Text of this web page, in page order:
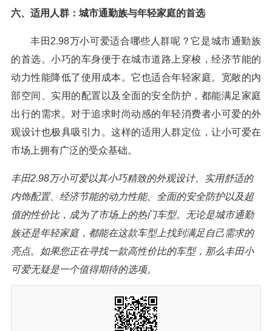
六、适用人群：城市通勤族与年轻家庭的首选
丰田2.98万小可爱适合哪些人群呢？它是城市通勤族
的首选。小巧的车身便于在城市道路上穿梭，经济节能的
动力性能降低了使用成本。它也适合年轻家庭。宽敞的内
部空间、实用的配置以及全面的安全防护，都能满足家庭
出行的需求。对于追求时尚动感的年轻消费者小可爱的外
观设计也极具吸引力。这样的适用人群定位，让小可爱在
市场上拥有广泛的受众基础。
丰田2.98万小可爱以其小巧精致的外观设计、实用舒适的
内饰配置、经济节能的动力性能、全面的安全防护以及超
值的性价比，成为了市场上的热门车型。无论是城市通勤
族还是年轻家庭，都能在这款车型上找到满足自己需求的
亮点。如果您正在寻找一款高性价比的车型，那么丰田小
可爱无疑是一个值得期待的选项。